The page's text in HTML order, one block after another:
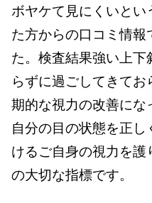
ボヤケて見にくいとい
た方からの口コミ情報
た。検査結果強い上下
らずに過ごしてきて
期的な視力の改善にな
自分の目の状態を正
けるご自身の視力を
の大切な指標です。